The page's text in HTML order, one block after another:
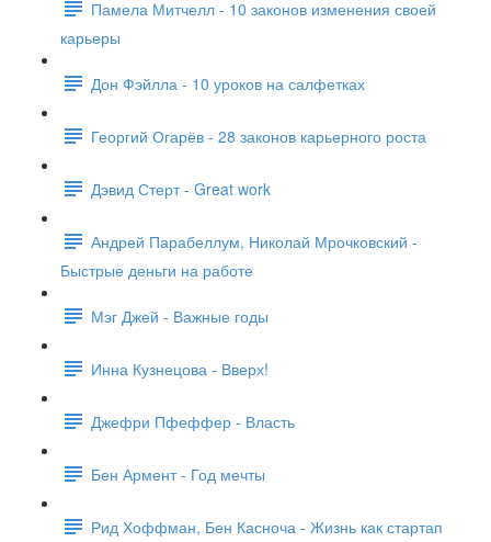
Памела Митчелл - 10 законов изменения своей
карьеры
Дон Фэйлла - 10 уроков на салфетках
Георгий Огарёв - 28 законов карьерного роста
Дэвид Стерт - Great work
Андрей Парабеллум, Николай Мрочковский -
Быстрые деньги на работе
Мэг Джей - Важные годы
Инна Кузнецова - Вверх!
Джефри Пфеффер - Власть
Бен Армент - Год мечты
Рид Хоффман, Бен Касноча - Жизнь как стартап